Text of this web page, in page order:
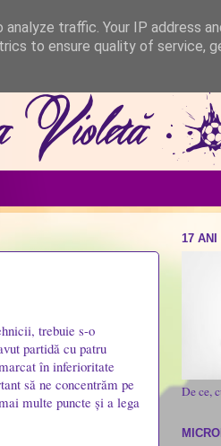
trebuie s-o
partidă cu patru
în inferioritate
să ne concentrăm pe
multe puncte și a lega
17 ANI
De ce,
traffic. Your IP address
to ensure quality of service,